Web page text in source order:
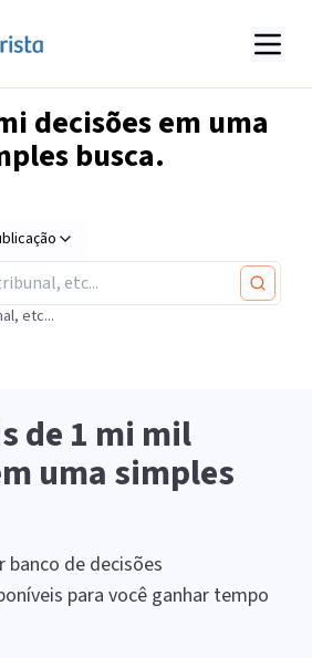
decisões em uma
busca.
etc...
de1 mi mil
uma simples
banco de decisões
para você ganhar tempo